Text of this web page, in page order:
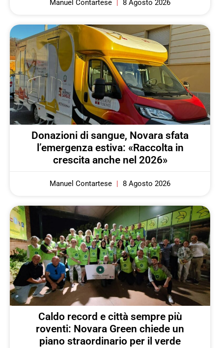
Manuel Contartese 8 Agosto 2026
Donazioni di sangue, Novara sfata
l’emergenza estiva: «Raccolta in
crescita anche nel 2026»
Manuel Contartese 8 Agosto 2026
Caldo record e città sempre più
roventi: Novara Green chiede un
piano straordinario per il verde